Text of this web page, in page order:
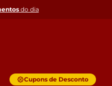
do dia
Cupons de Desconto